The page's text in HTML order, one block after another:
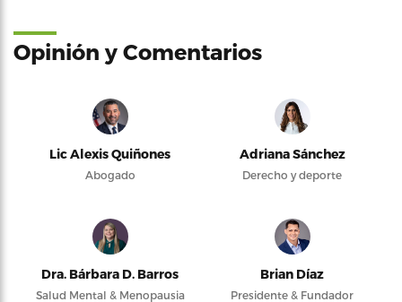
Opinión y Comentarios
Lic Alexis Quiñones
Abogado
Adriana Sánchez
Derecho y deporte
Dra. Bárbara D. Barros
Salud Mental & Menopausia
Brian Díaz
Presidente & Fundador